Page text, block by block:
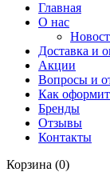
Главная
О нас
Доставка и
Акции
Вопросы и
Как
Бренды
Отзывы
Контакты
Корзина (0)